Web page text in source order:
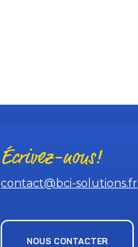
Écrivez-nous!
contact@bci-solutions.fr
NOUS CONTACTER